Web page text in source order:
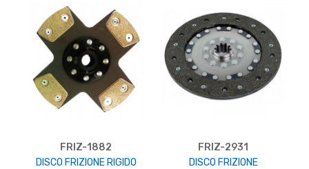
FRIZ-1882
DISCO FRIZIONE RIGIDO
FRIZ-2931
DISCO FRIZIONE